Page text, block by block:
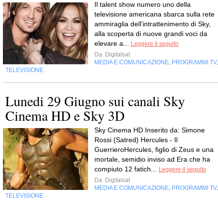
Il talent show numero uno della
televisione americana sbarca sulla rete
ammiraglia dell'intrattenimento di Sky,
alla scoperta di nuove grandi voci da
elevare a... Leggere il seguito
Da Digitalsat
MEDIA E COMUNICAZIONE, PROGRAMMI TV,
TELEVISIONE
Lunedi 29 Giugno sui canali Sky
Cinema HD e Sky 3D
Sky Cinema HD Inserito da: Simone
Rossi (Satred) Hercules - Il
GuerrieroHercules, figlio di Zeus e una
mortale, semidio inviso ad Era che ha
compiuto 12 fatich... Leggere il seguito
Da Digitalsat
MEDIA E COMUNICAZIONE, PROGRAMMI TV,
TELEVISIONE